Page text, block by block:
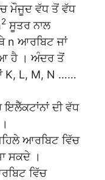
ਮੌਜੂਦ ਵੱਧ ਤੋਂ ਵੱਧ
2 ਸੂਤਰ ਨਾਲ
n ਆਰਬਿਟ ਜਾਂ
ਹੈ । ਅੰਦਰ ਤੋਂ
K, L, M, N ……
ਦੀ ਵੱਧ
ਆਰਬਿਟ ਵਿੱਚ
ਸਕਦੇ ।
ਵਿੱਚ